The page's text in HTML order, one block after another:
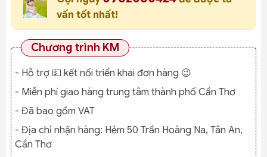
vấn tốt nhất!
Chương trình KM
- Hỗ trợ 💵 kết nối triển khai đơn hàng 😉
- Miễn phí giao hàng trung tâm thành phố Cần Thơ
- Đã bao gồm VAT
- Địa chỉ nhận hàng: Hẻm 50 Trần Hoàng Na, Tân An,
Cần Thơ